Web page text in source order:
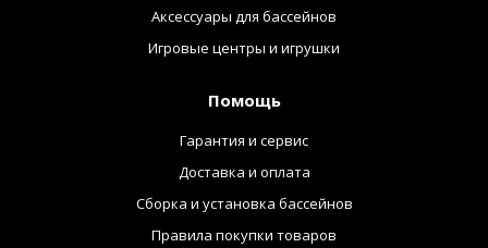
Аксессуары для бассейнов
Игровые центры и игрушки
Помощь
Гарантия и сервис
Доставка и оплата
Сборка и установка бассейнов
Правила покупки товаров